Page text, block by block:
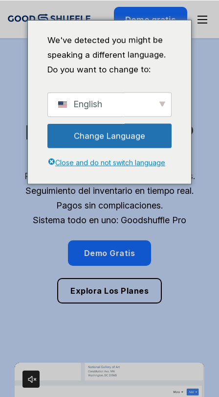
Demo gratis
Recupera tiempo
para poder hacer lo
que te gusta.
Presupuestos profesionales en 10 minutos.
Seguimiento del inventario en tiempo real.
Pagos sin complicaciones.
Sistema todo en uno: Goodshuffle Pro
Demo Gratis
Explora Los Planes
We've detected you might be
speaking a different language.
Do you want to change to:
English
Change Language
Close and do not switch language